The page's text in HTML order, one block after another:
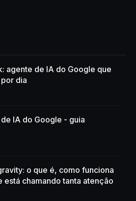
agente de IA do Google que
dia
IA do Google - guia
o que é, como funciona
está chamando tanta atenção